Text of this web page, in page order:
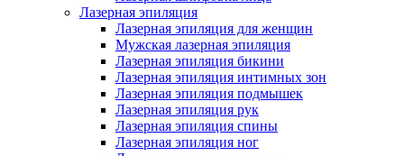
Лазерная эпиляция
Лазерная эпиляция для женщин
Мужская лазерная эпиляция
Лазерная эпиляция бикини
Лазерная эпиляция интимных зон
Лазерная эпиляция подмышек
Лазерная эпиляция рук
Лазерная эпиляция спины
Лазерная эпиляция ног